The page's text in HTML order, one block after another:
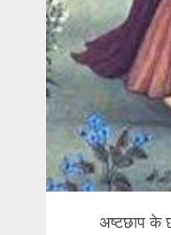
अष्टछाप के